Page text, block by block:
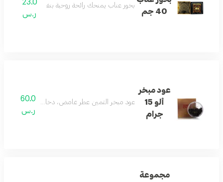
40 جم
بخور عناب يمنحك رائحة روحية بنفحات خافتة تأسر
23.0
ر.س
عود مبخر
ألو 15
جرام
عود مبخر الثمين عطر غامض، دخاني، من الخشب
60.0
ر.س
مجموعة